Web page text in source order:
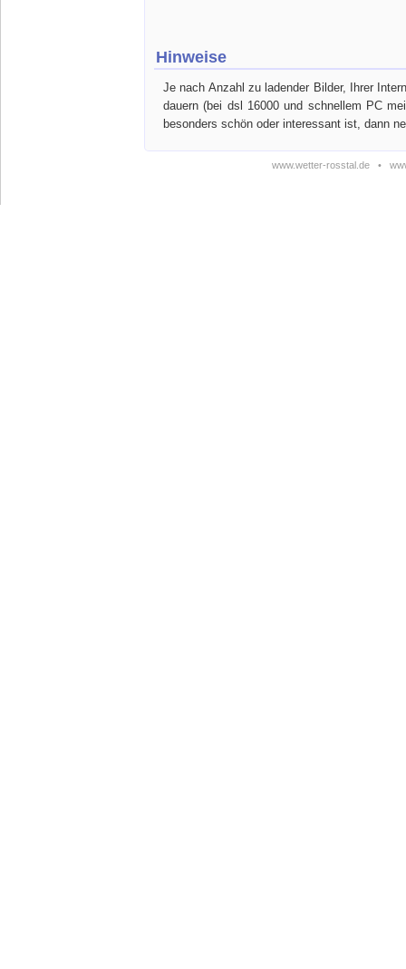
Hinweise
Je nach Anzahl zu ladender Bilder, Ihrer
dauern (bei dsl 16000 und schnellem PC
besonders schön oder interessant ist, dann
www.wetter-rosstal.de •